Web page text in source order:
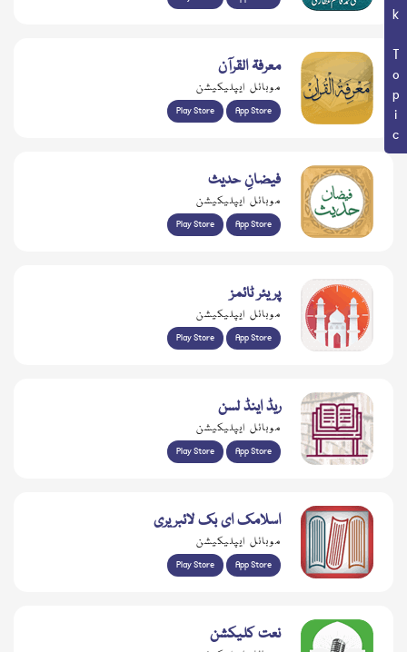
Book Topic معرفۃ القرآن
موبائل ایپلیکیشن
Play Store App Store
فیضانِ حدیث
موبائل ایپلیکیشن
Play Store App Store
پریئر ٹائمز
موبائل ایپلیکیشن
Play Store App Store
ریڈ اینڈ لسن
موبائل ایپلیکیشن
Play Store App Store
اسلامک ای بک لائبریری
موبائل ایپلیکیشن
Play Store App Store
نعت کلیکشن